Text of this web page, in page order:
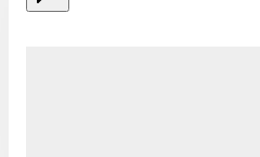
siamo stati. Anche oggi in